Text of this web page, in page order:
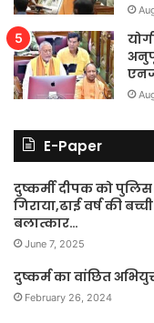
E-Paper
दुष्कर्मी दीपक को
गिराया,ढाई वर्ष की
बलात्कार…
June 7, 2025
दुष्कर्म का वांछित
February 26, 2024